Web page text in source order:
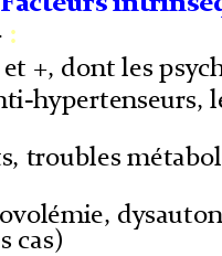
:
et +, dont les
hypertenseurs,
troubles
cas)